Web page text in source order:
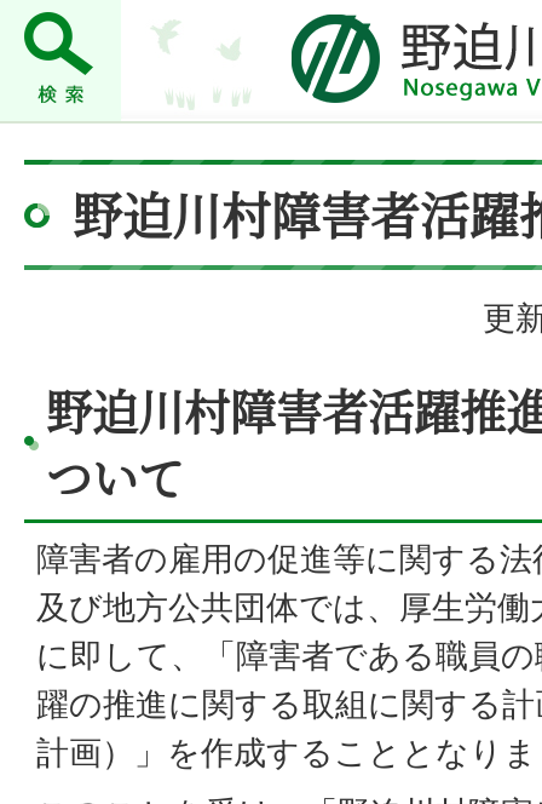
野迫川村障害者活躍
更
野迫川村障害者活躍推
ついて
障害者の雇用の促進等に関する
及び地方公共団体では、厚生労
に即して、「障害者である職員
躍の推進に関する取組に関する
計画）」を作成することとなり